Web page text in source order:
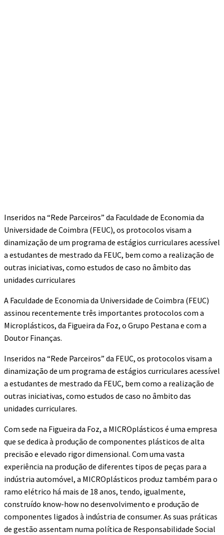
Inseridos na “Rede Parceiros” da Faculdade de Economia da
Universidade de Coimbra (FEUC), os protocolos visam a
dinamização de um programa de estágios curriculares acessível
a estudantes de mestrado da FEUC, bem como a realização de
outras iniciativas, como estudos de caso no âmbito das
unidades curriculares
A Faculdade de Economia da Universidade de Coimbra (FEUC)
assinou recentemente três importantes protocolos com a
Microplásticos, da Figueira da Foz, o Grupo Pestana e com a
Doutor Finanças.
Inseridos na “Rede Parceiros” da FEUC, os protocolos visam a
dinamização de um programa de estágios curriculares acessível
a estudantes de mestrado da FEUC, bem como a realização de
outras iniciativas, como estudos de caso no âmbito das
unidades curriculares.
Com sede na Figueira da Foz, a MICROplásticos é uma empresa
que se dedica à produção de componentes plásticos de alta
precisão e elevado rigor dimensional. Com uma vasta
experiência na produção de diferentes tipos de peças para a
indústria automóvel, a MICROplásticos produz também para o
ramo elétrico há mais de 18 anos, tendo, igualmente,
construído know-how no desenvolvimento e produção de
componentes ligados à indústria de consumer. As suas práticas
de gestão assentam numa política de Responsabilidade Social